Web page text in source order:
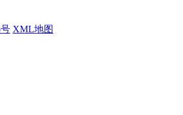
XML地图